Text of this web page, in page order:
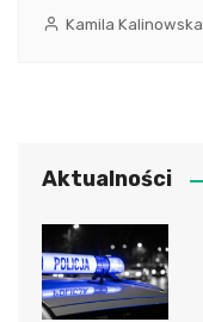
Kamila Kalinowska
Aktualności